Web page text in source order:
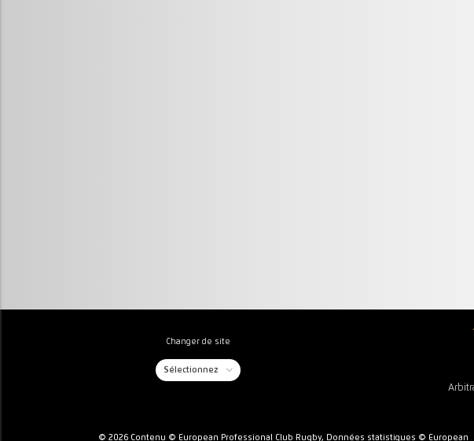
Changer de site
Sélectionnez
© 2026 Contenu © European Professional Club Rugby, Données statistiques © European